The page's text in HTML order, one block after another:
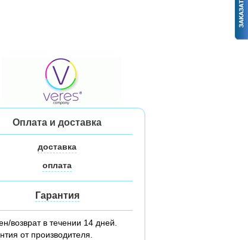
Оплата и доставка
доставка
оплата
Гарантия
возврат в течении 14 дней.
от производителя.